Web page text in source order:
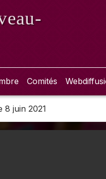
Comités
8 juin 2021